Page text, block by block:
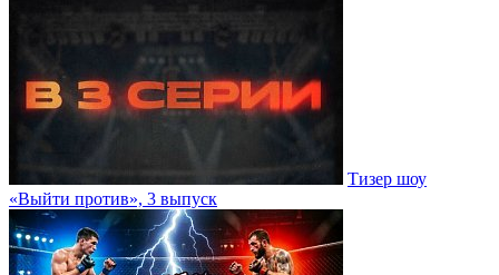
Тизер шоу
«Выйти против», 3 выпуск